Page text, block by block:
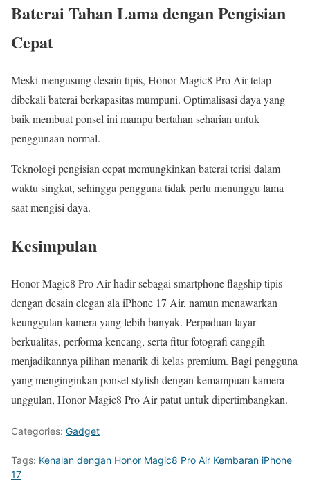
Baterai Tahan Lama dengan Pengisian
Cepat
Meski mengusung desain tipis, Honor Magic8 Pro Air tetap
dibekali baterai berkapasitas mumpuni. Optimalisasi daya yang
baik membuat ponsel ini mampu bertahan seharian untuk
penggunaan normal.
Teknologi pengisian cepat memungkinkan baterai terisi dalam
waktu singkat, sehingga pengguna tidak perlu menunggu lama
saat mengisi daya.
Kesimpulan
Honor Magic8 Pro Air hadir sebagai smartphone flagship tipis
dengan desain elegan ala iPhone 17 Air, namun menawarkan
keunggulan kamera yang lebih banyak. Perpaduan layar
berkualitas, performa kencang, serta fitur fotografi canggih
menjadikannya pilihan menarik di kelas premium. Bagi pengguna
yang menginginkan ponsel stylish dengan kemampuan kamera
unggulan, Honor Magic8 Pro Air patut untuk dipertimbangkan.
Categories: Gadget
Tags: Kenalan dengan Honor Magic8 Pro Air Kembaran iPhone
17